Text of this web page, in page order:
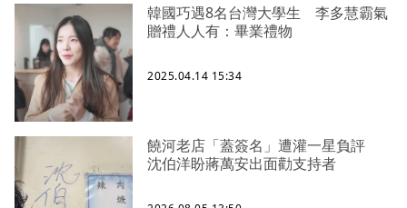
韓國巧遇8名台灣大學生 李多慧霸氣
贈禮人人有：畢業禮物
2025.04.14 15:34
饒河老店「蓋簽名」遭灌一星負評
沈伯洋盼蔣萬安出面勸支持者